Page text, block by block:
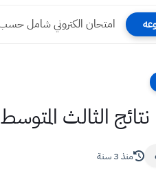
امتحان الكتروني شامل حسب حذوفات 2022 فيزياء
نتائج الثالث المتوسط 2023 محافظة الأنبار / الرمادي الدور الاول
منذ 3 سنة